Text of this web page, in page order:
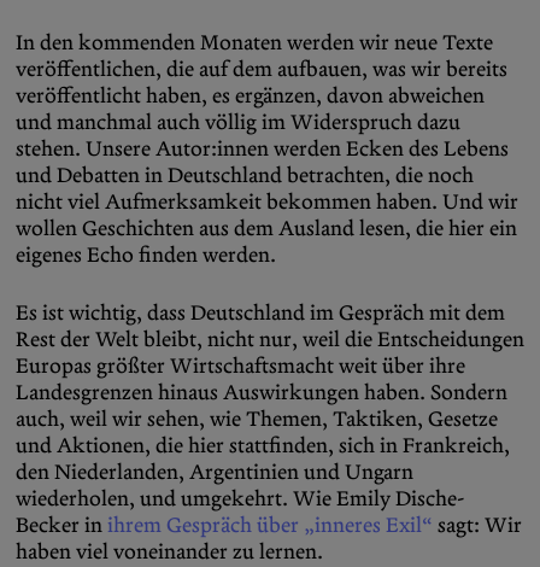
In den kommenden Monaten werden wir neue Texte
veröffentlichen, die auf dem aufbauen, was wir bereits
veröffentlicht haben, es ergänzen, davon abweichen
und manchmal auch völlig im Widerspruch dazu
stehen. Unsere Autor:innen werden Ecken des Lebens
und Debatten in Deutschland betrachten, die noch
nicht viel Aufmerksamkeit bekommen haben. Und wir
wollen Geschichten aus dem Ausland lesen, die hier ein
eigenes Echo finden werden.
Es ist wichtig, dass Deutschland im Gespräch mit dem
Rest der Welt bleibt, nicht nur, weil die Entscheidungen
Europas größter Wirtschaftsmacht weit über ihre
Landesgrenzen hinaus Auswirkungen haben. Sondern
auch, weil wir sehen, wie Themen, Taktiken, Gesetze
und Aktionen, die hier stattfinden, sich in Frankreich,
den Niederlanden, Argentinien und Ungarn
wiederholen, und umgekehrt. Wie Emily Dische-
Becker inihrem Gespräch über „inneres Exil“ sagt: Wir
haben viel voneinander zu lernen.